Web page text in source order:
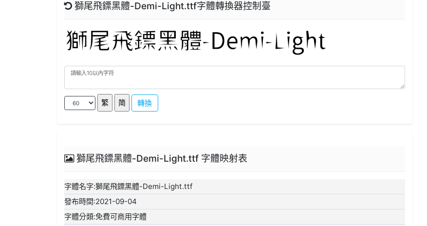
獅尾飛鏢黑體-Demi-Light.ttf字體轉換器控制臺
轉換
獅尾飛鏢黑體-Demi-Light.ttf 字體映射表
字體名字:獅尾飛鏢黑體-Demi-Light.ttf
發布時間:2021-09-04
字體分類:免費可商用字體